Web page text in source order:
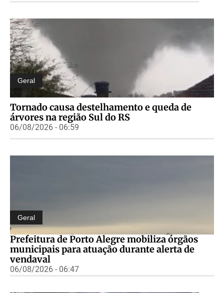
Geral
Tornado causa destelhamento e queda de
árvores na região Sul do RS
06/08/2026 - 06:59
Geral
Prefeitura de Porto Alegre mobiliza órgãos
municipais para atuação durante alerta de
vendaval
06/08/2026 - 06:47